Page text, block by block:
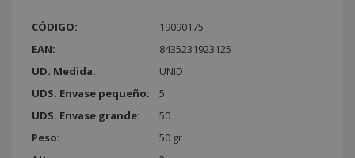
CÓDIGO:
19090175
EAN:
8435231923125
UD. Medida:
UNID
UDS. Envase pequeño:
5
UDS. Envase grande:
50
Peso:
50 gr